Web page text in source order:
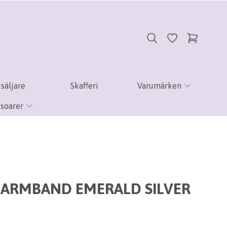
Skafferi Varumärken
EMERALD SILVER